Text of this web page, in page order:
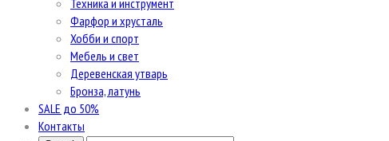
Техника и инструмент
Фарфор и хрусталь
Хобби и спорт
Мебель и свет
Деревенская утварь
Бронза, латунь
SALE до 50%
Контакты